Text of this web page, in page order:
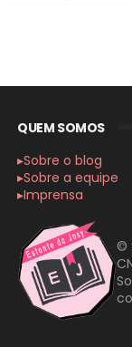
QUEM SOMOS
▸Sobre o blog
▸Sobre a equipe
▸Imprensa
©